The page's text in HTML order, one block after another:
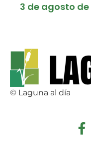
3 de agosto de
© Laguna al día